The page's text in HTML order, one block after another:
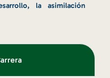
la asimilación